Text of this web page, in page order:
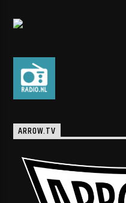
ARROW.TV